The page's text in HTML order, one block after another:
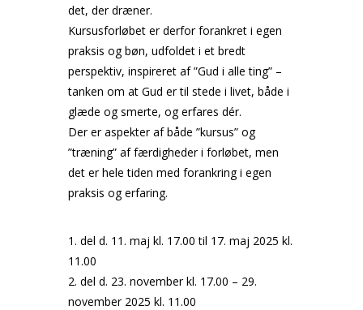
det, der dræner.
Kursusforløbet er derfor forankret i egen
praksis og bøn, udfoldet i et bredt
perspektiv, inspireret af ”Gud i alle ting” –
tanken om at Gud er til stede i livet, både i
glæde og smerte, og erfares dér.
Der er aspekter af både ”kursus” og
”træning” af færdigheder i forløbet, men
det er hele tiden med forankring i egen
praksis og erfaring.
1. del d. 11. maj kl. 17.00 til 17. maj 2025 kl.
11.00
2. del d. 23. november kl. 17.00 – 29.
november 2025 kl. 11.00